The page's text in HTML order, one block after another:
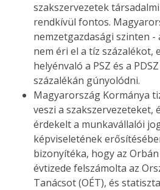
szakszervezetek
rendkívül fontos.
nemzetgazdasági szinten
nem éri el a tíz százalékot,
helyénvaló a PSZ és a
százalékán gúnyolódni.
Magyarország Kormánya
veszi a szakszervezeteket,
érdekelt a munkavállalói
képviseletének
bizonyítéka, hogy az
évtizede felszámolta az
Tanácsot (OÉT), és